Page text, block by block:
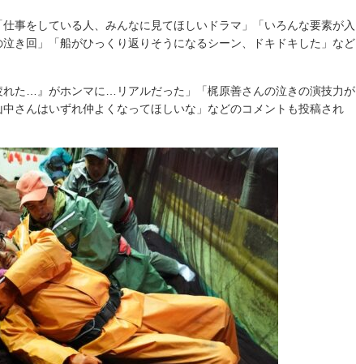
事をしている人、みんなに見てほしいドラマ」「いろんな要素が入
き回」「船がひっくり返りそうになるシーン、ドキドキした」など
た…』がホンマに…リアルだった」「梶原善さんの泣きの演技力が
さんはいずれ仲よくなってほしいな」などのコメントも投稿され